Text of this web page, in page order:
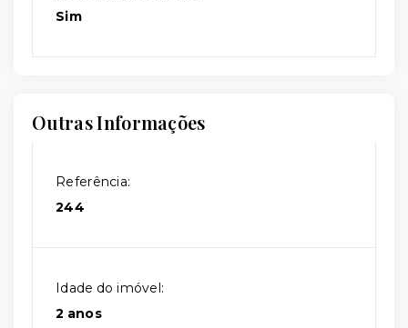
Sim
Outras Informações
Referência:
244
Idade do imóvel:
2 anos